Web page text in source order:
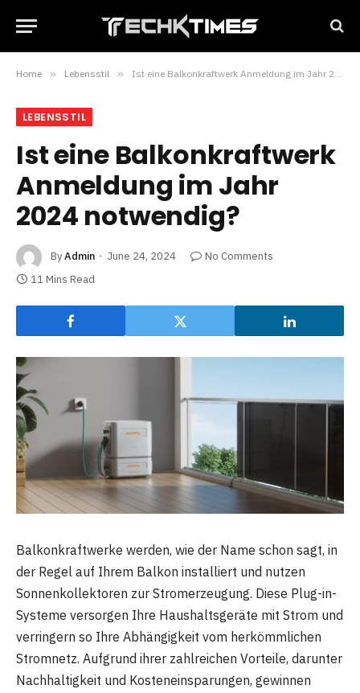
Home » Lebensstil » Ist eine Balkonkraftwerk Anmeldung im Jahr 2024 notwendig?
LEBENSSTIL
Ist eine Balkonkraftwerk
Anmeldung im Jahr
2024 notwendig?
ByAdmin June 24, 2024
No Comments
11 Mins Read
Balkonkraftwerke werden, wie der Name schon sagt, in
der Regel auf Ihrem Balkon installiert und nutzen
Sonnenkollektoren zur Stromerzeugung. Diese Plug-in-
Systeme versorgen Ihre Haushaltsgeräte mit Strom und
verringern so Ihre Abhängigkeit vom herkömmlichen
Stromnetz. Aufgrund ihrer zahlreichen Vorteile, darunter
Nachhaltigkeit und Kosteneinsparungen, gewinnen